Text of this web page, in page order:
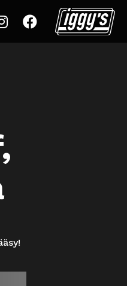
